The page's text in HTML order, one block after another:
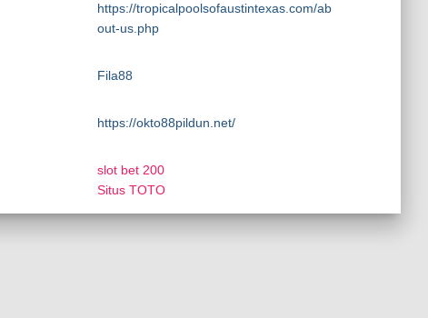
https://tropicalpoolsofaustintexas.com/ab
out-us.php
Fila88
https://okto88pildun.net/
slot bet 200
Situs TOTO